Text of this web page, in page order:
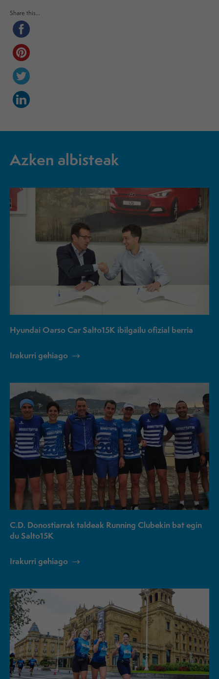
Share this...
Azken albisteak
Hyundai Oarso Car Salto15K ibilgailu ofizial berria
Irakurri gehiago
C.D. Donostiarrak taldeak Running Clubekin bat egin
du Salto15K
Irakurri gehiago